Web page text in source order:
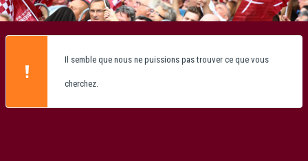
Il semble que nous ne puissions pas trouver ce que vous
cherchez.